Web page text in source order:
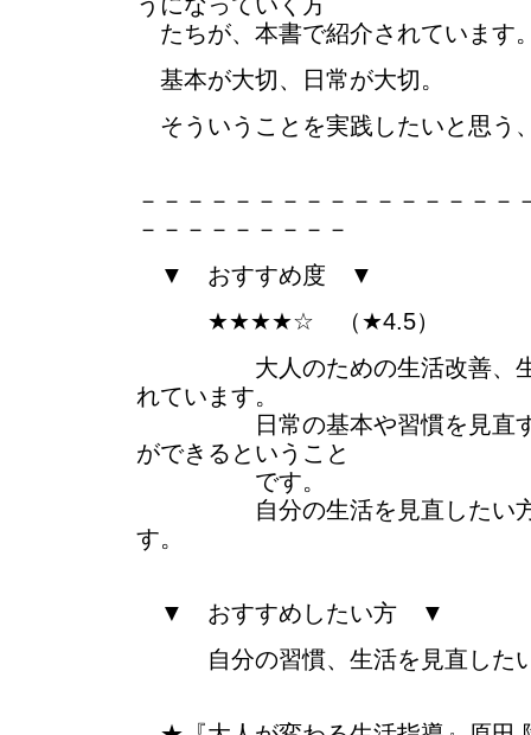
たちが、本書で紹介されています
基本が大切、日常が大切。
そういうことを実践したいと思う
－－－－－－－－－－－－－－－－
－－－－－－－－－
▼ おすすめ度 ▼
★★★★☆ （★4.5）
大人のための生活改善、生
れています。
日常の基本や習慣を見直す
ができるということ
です。
自分の生活を見直したい方
す。
▼ おすすめしたい方 ▼
自分の習慣、生活を見直した